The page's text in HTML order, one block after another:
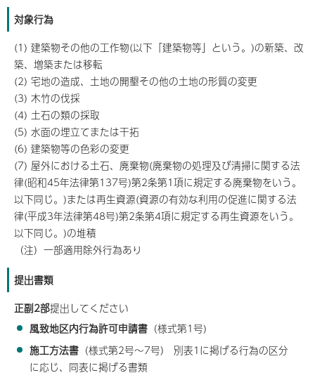
対象行為
(1) 建築物その他の工作物(以下「建築物等」という。)の新築、改
築、増築または移転
(2) 宅地の造成、土地の開墾その他の土地の形質の変更
(3) 木竹の伐採
(4) 土石の類の採取
(5) 水面の埋立てまたは干拓
(6) 建築物等の色彩の変更
(7) 屋外における土石、廃棄物(廃棄物の処理及び清掃に関する法
律(昭和45年法律第137号)第2条第1項に規定する廃棄物をいう。
以下同じ。)または再生資源(資源の有効な利用の促進に関する法
律(平成3年法律第48号)第2条第4項に規定する再生資源をいう。
以下同じ。)の堆積
（注）一部適用除外行為あり
提出書類
正副2部提出してください
風致地区内行為許可申請書 （様式第1号)
施工方法書 （様式第2号～7号） 別表1に掲げる行為の区分
に応じ、同表に掲げる書類